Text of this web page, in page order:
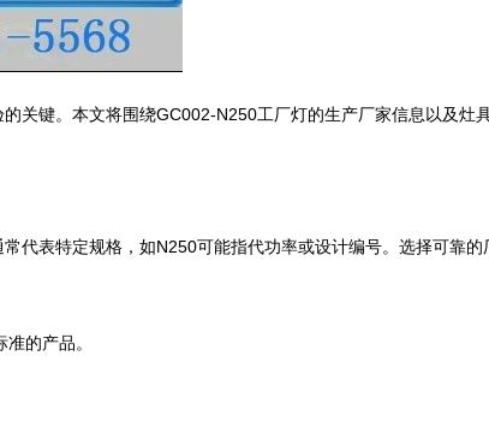
关键。本文将围绕GC002-N250工厂灯的生产厂家信息以及灶
代表特定规格，如N250可能指代功率或设计编号。选择可靠
的产品。